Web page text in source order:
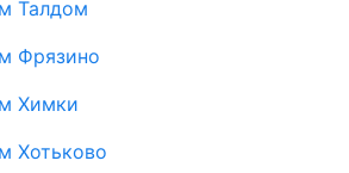
Талдом
Фрязино
Химки
Хотьково